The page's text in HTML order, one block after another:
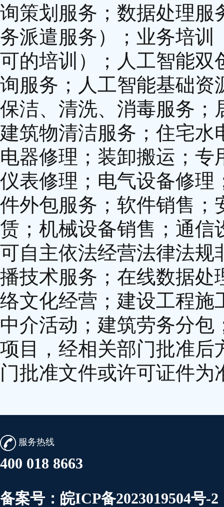
询策划服务；数据处理服
务派遣服务）；业务培训
可的培训）；人工智能双
询服务；人工智能基础资
保洁、清洗、消毒服务；
建筑物清洁服务；住宅水
电器修理；装卸搬运；
仪表修理；电气设备修理
件外包服务；软件销售；
赁；机械设备销售；通信
可自主依法经营法律法规
播技术服务；在线数据处
络文化经营；建设工程施
中介活动；建筑劳务分
项目，经相关部门批准后
门批准文件或许可证件为
服务热线
400 018 8663
备案号：皖ICP备2023019504号-2